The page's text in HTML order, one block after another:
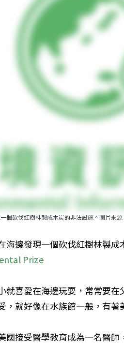
個砍伐紅樹林製成木炭的非法設施。圖片來源
邊發現一個砍伐紅樹林製成
Prize
就喜愛在海邊玩耍，常常要
，就好像在水族館一般，有著
國接受醫學教育成為一名醫